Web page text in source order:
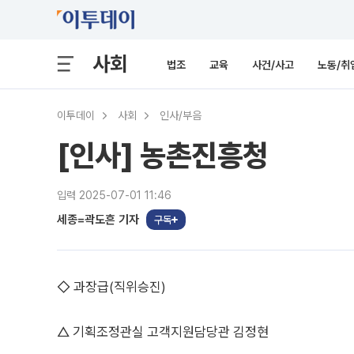
사회 법조 교육 사건/사고 노동/취
이투데이 사회 인사/부음
[인사] 농촌진흥청
입력 2025-07-01 11:46
세종=곽도흔 기자 구독
◇ 과장급(직위승진)
△ 기획조정관실 고객지원담당관 김정현